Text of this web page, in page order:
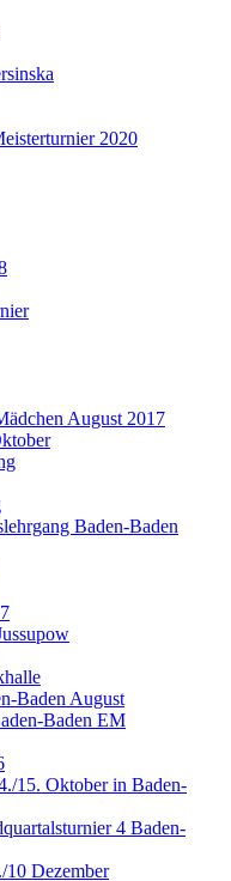
2020
August 2017
Baden-Baden
Baden August
Baden EM
15. Oktober in Baden-
4 Baden-
10 Dezember